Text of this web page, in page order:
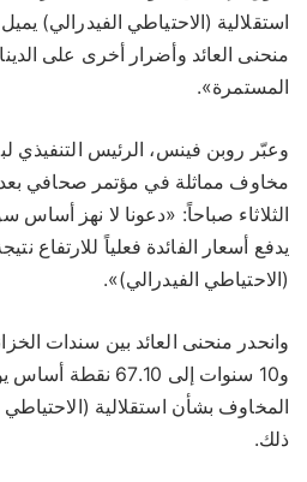
استقلالية (الاحتياطي الفيدرالي)
منحنى العائد وأضرار أخرى على
المستمرة».
وعبّر روبن فينس، الرئيس التنفيذي
مخاوف مماثلة في مؤتمر صحافي بعد
الثلاثاء صباحاً: «دعونا لا نهز
يدفع أسعار الفائدة فعلياً للارتفاع
(الاحتياطي الفيدرالي)».
وانحدر منحنى العائد بين سندات
و10 سنوات إلى 67.10
المخاوف بشأن استقلالية
ذلك.